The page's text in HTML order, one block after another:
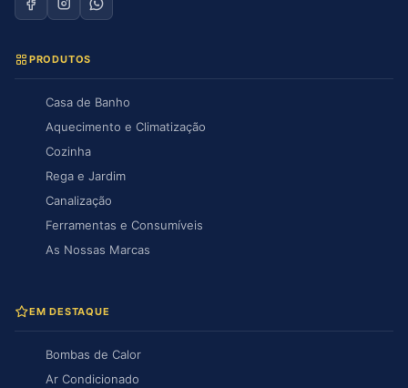
PRODUTOS
Casa de Banho
Aquecimento e Climatização
Cozinha
Rega e Jardim
Canalização
Ferramentas e Consumíveis
As Nossas Marcas
EM DESTAQUE
Bombas de Calor
Ar Condicionado